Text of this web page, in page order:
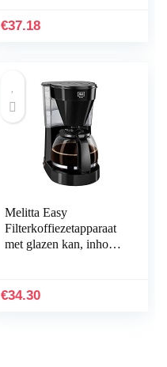
€37.18
Melitta Easy
Filterkoffiezetapparaat
met glazen kan, inhoud
€34.30